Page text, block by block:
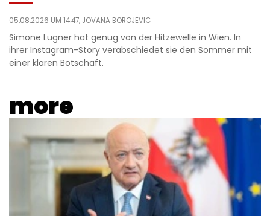
05.08.2026 UM 14:47, JOVANA BOROJEVIC
Simone Lugner hat genug von der Hitzewelle in Wien. In
ihrer Instagram-Story verabschiedet sie den Sommer mit
einer klaren Botschaft.
more